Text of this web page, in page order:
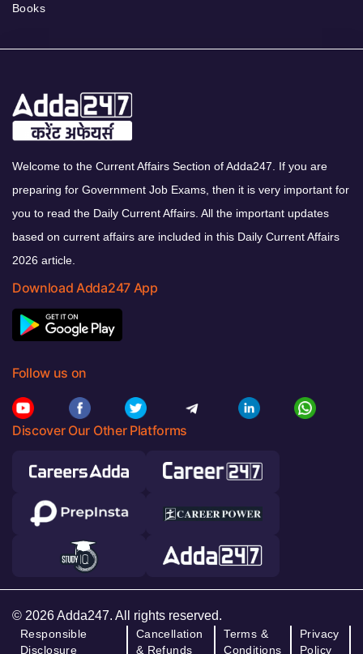
Books
Welcome to the Current Affairs Section of Adda247. If you are
preparing for Government Job Exams, then it is very important for
you to read the Daily Current Affairs. All the important updates
based on current affairs are included in this Daily Current Affairs
2026 article.
Download Adda247 App
Follow us on
Discover Our Other Platforms
© 2026 Adda247. All rights reserved.
Responsible
Disclosure
Cancellation
& Refunds
Terms &
Conditions
Privacy
Policy